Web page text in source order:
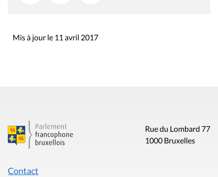
Mis à jour le 11 avril 2017
Rue du Lombard 77
1000 Bruxelles
Contact